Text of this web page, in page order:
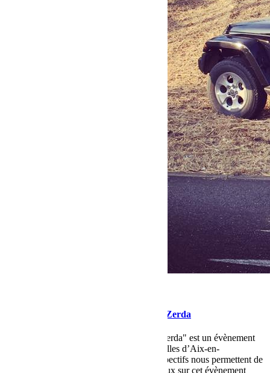
Un dimanche à la campagne by Vulpes Zerda
"Un dimanche à la campagne by Vulpes Zerda" est un évènement
entièrement conçut et managé par les Gazelles d’Aix-en-
Provence. Nos compétences et métiers respectifs nous permettent de
pouvoir nous engager avec tout notre sérieux sur cet évènement